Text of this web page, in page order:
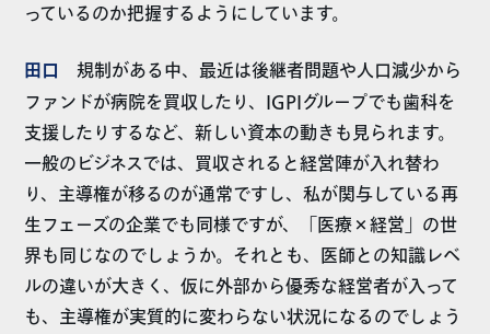
っているのか把握するようにしています。
田口 規制がある中、最近は後継者問題や人口減少から
ファンドが病院を買収したり、IGPIグループでも歯科を
支援したりするなど、新しい資本の動きも見られます。
一般のビジネスでは、買収されると経営陣が入れ替わ
り、主導権が移るのが通常ですし、私が関与している再
生フェーズの企業でも同様ですが、「医療×経営」の世
界も同じなのでしょうか。それとも、医師との知識レベ
ルの違いが大きく、仮に外部から優秀な経営者が入って
も、主導権が実質的に変わらない状況になるのでしょう